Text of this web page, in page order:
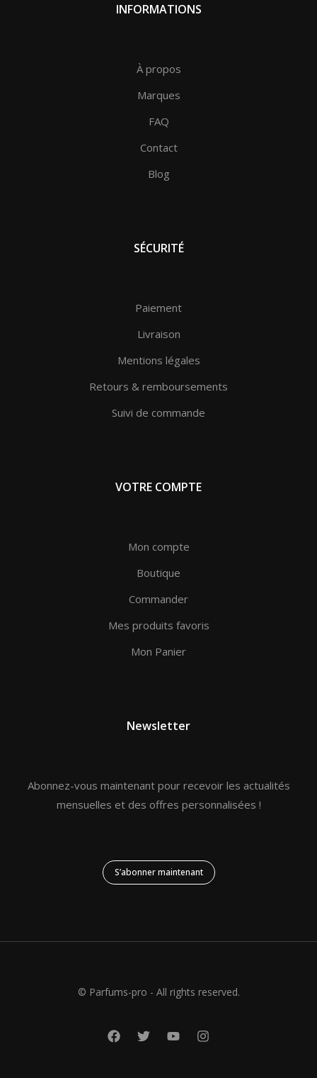
INFORMATIONS
À propos
Marques
FAQ
Contact
Blog
SÉCURITÉ
Paiement
Livraison
Mentions légales
Retours & remboursements
Suivi de commande
VOTRE COMPTE
Mon compte
Boutique
Commander
Mes produits favoris
Mon Panier
Newsletter
Abonnez-vous maintenant pour recevoir les actualités
mensuelles et des offres personnalisées !
S’abonner maintenant
© Parfums-pro - All rights reserved.